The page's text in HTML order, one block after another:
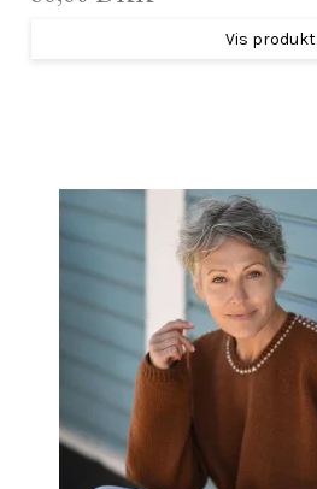
Vis produkt